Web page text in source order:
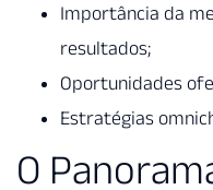
Importância da
resultados;
Oportunidades
Estratégias
O